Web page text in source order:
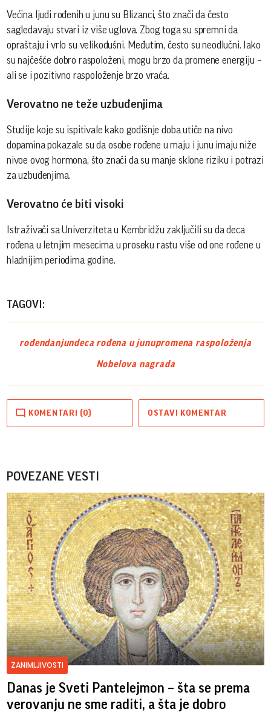
Većina ljudi rođenih u junu su Blizanci, što znači da često
sagledavaju stvari iz više uglova. Zbog toga su spremni da
opraštaju i vrlo su velikodušni. Međutim, često su neodlučni. Iako
su najčešće dobro raspoloženi, mogu brzo da promene energiju –
ali se i pozitivno raspoloženje brzo vraća.
Verovatno ne teže uzbuđenjima
Studije koje su ispitivale kako godišnje doba utiče na nivo
dopamina pokazale su da osobe rođene u maju i junu imaju niže
nivoe ovog hormona, što znači da su manje sklone riziku i potrazi
za uzbuđenjima.
Verovatno će biti visoki
Istraživači sa Univerziteta u Kembridžu zaključili su da deca
rođena u letnjim mesecima u proseku rastu više od one rođene u
hladnijim periodima godine.
TAGOVI:
rođendanjundeca rođena u junupromena raspoloženja
Nobelova nagrada
KOMENTARI (0) OSTAVI KOMENTAR
POVEZANE VESTI
ZANIMLJIVOSTI
Danas je Sveti Pantelejmon – šta se prema
verovanju ne sme raditi, a šta je dobro